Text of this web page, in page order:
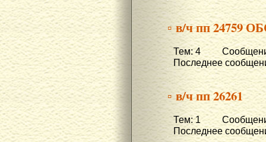
▫ в/ч пп 24759
Тем: 4
Последнее
▫ в/ч пп 26261
Тем: 1
Последнее